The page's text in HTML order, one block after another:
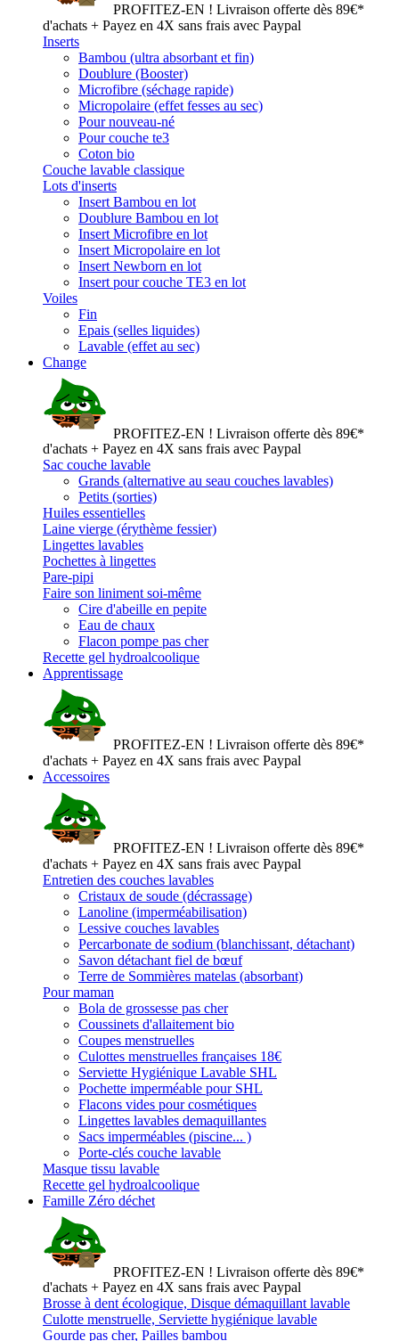
PROFITEZ-EN ! Livraison offerte dès 89€*
d'achats + Payez en 4X sans frais avec Paypal
Inserts
Bambou (ultra absorbant et fin)
Doublure (Booster)
Microfibre (séchage rapide)
Micropolaire (effet fesses au sec)
Pour nouveau-né
Pour couche te3
Coton bio
Couche lavable classique
Lots d'inserts
Insert Bambou en lot
Doublure Bambou en lot
Insert Microfibre en lot
Insert Micropolaire en lot
Insert Newborn en lot
Insert pour couche TE3 en lot
Voiles
Fin
Epais (selles liquides)
Lavable (effet au sec)
Change
PROFITEZ-EN ! Livraison offerte dès 89€*
d'achats + Payez en 4X sans frais avec Paypal
Sac couche lavable
Grands (alternative au seau couches lavables)
Petits (sorties)
Huiles essentielles
Laine vierge (érythème fessier)
Lingettes lavables
Pochettes à lingettes
Pare-pipi
Faire son liniment soi-même
Cire d'abeille en pepite
Eau de chaux
Flacon pompe pas cher
Recette gel hydroalcoolique
Apprentissage
PROFITEZ-EN ! Livraison offerte dès 89€*
d'achats + Payez en 4X sans frais avec Paypal
Accessoires
PROFITEZ-EN ! Livraison offerte dès 89€*
d'achats + Payez en 4X sans frais avec Paypal
Entretien des couches lavables
Cristaux de soude (décrassage)
Lanoline (imperméabilisation)
Lessive couches lavables
Percarbonate de sodium (blanchissant, détachant)
Savon détachant fiel de bœuf
Terre de Sommières matelas (absorbant)
Pour maman
Bola de grossesse pas cher
Coussinets d'allaitement bio
Coupes menstruelles
Culottes menstruelles françaises 18€
Serviette Hygiénique Lavable SHL
Pochette imperméable pour SHL
Flacons vides pour cosmétiques
Lingettes lavables demaquillantes
Sacs imperméables (piscine... )
Porte-clés couche lavable
Masque tissu lavable
Recette gel hydroalcoolique
Famille Zéro déchet
PROFITEZ-EN ! Livraison offerte dès 89€*
d'achats + Payez en 4X sans frais avec Paypal
Brosse à dent écologique, Disque démaquillant lavable
Culotte menstruelle, Serviette hygiénique lavable
Gourde pas cher, Pailles bambou